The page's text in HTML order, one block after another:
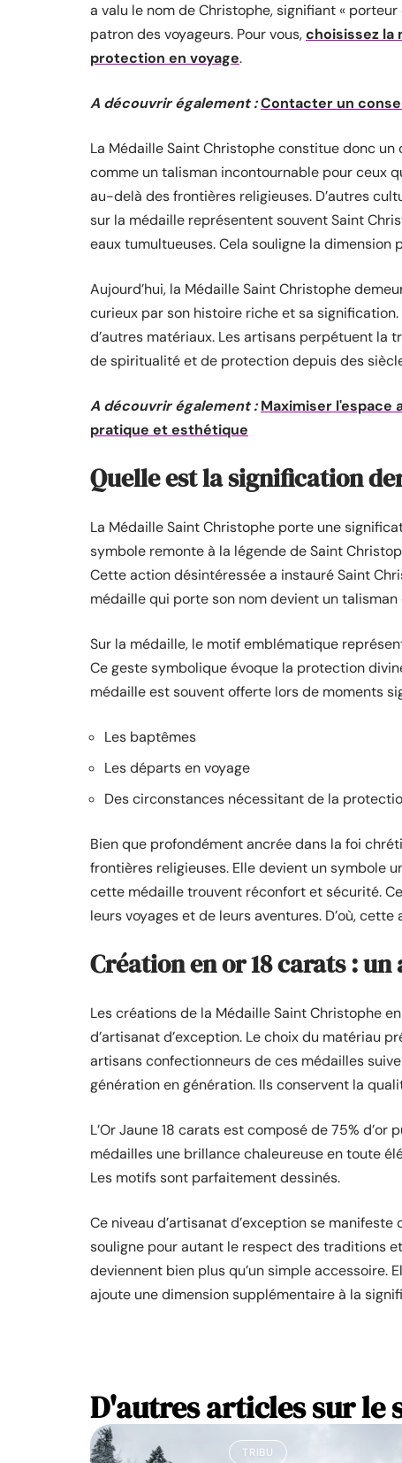
a valu le nom de Christophe, signifiant «
patron des voyageurs. Pour vous,choisissez la
protection en voyage.
A découvrir également :Contacter un
La Médaille Saint Christophe constitue donc
comme un talisman incontournable pour ceux
au-delà des frontières religieuses. D’autres
sur la médaille représentent souvent Saint
eaux tumultueuses. Cela souligne la
Aujourd’hui, la Médaille Saint Christophe
curieux par son histoire riche et sa
d’autres matériaux. Les artisans perpétuent la
de spiritualité et de protection depuis des
A découvrir également : Maximiser l'espace
pratique et esthétique
Quelle est la signification
La Médaille Saint Christophe porte une
symbole remonte à la légende de Saint
Cette action désintéressée a instauré Saint
médaille qui porte son nom devient un talisman
Sur la médaille, le motif emblématique
Ce geste symbolique évoque la protection
médaille est souvent offerte lors de moments
Les baptêmes
Les départs en voyage
Des circonstances nécessitant de la
Bien que profondément ancrée dans la foi
frontières religieuses. Elle devient un symbole
cette médaille trouvent réconfort et sécurité.
leurs voyages et de leurs aventures. D’où,
Création en or 18 carats :
Les créations de la Médaille Saint Christophe
d’artisanat d’exception. Le choix du matériau
artisans confectionneurs de ces médailles
génération en génération. Ils conservent la
L’Or Jaune 18 carats est composé de 75%
médailles une brillance chaleureuse en toute
Les motifs sont parfaitement dessinés.
Ce niveau d’artisanat d’exception se
souligne pour autant le respect des traditions
deviennent bien plus qu’un simple accessoire.
ajoute une dimension supplémentaire à la
D'autres articles sur le
TRIBU